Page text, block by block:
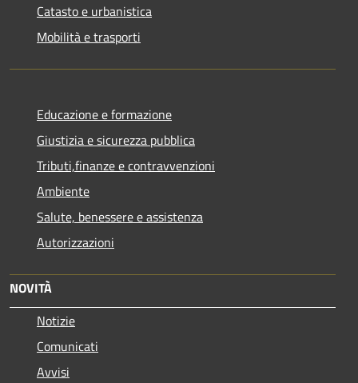
Catasto e urbanistica
Mobilità e trasporti
Educazione e formazione
Giustizia e sicurezza pubblica
Tributi,finanze e contravvenzioni
Ambiente
Salute, benessere e assistenza
Autorizzazioni
NOVITÀ
Notizie
Comunicati
Avvisi